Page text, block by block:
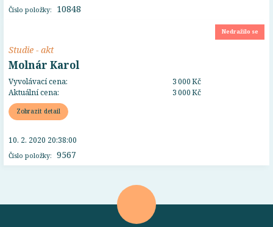
Číslo položky: 10848
Nedražilo se
Studie - akt
Molnár Karol
Vyvolávací cena:
3 000 Kč
Aktuální cena:
3 000 Kč
Zobrazit detail
Číslo položky: 9567
10. 2. 2020 20:38:00